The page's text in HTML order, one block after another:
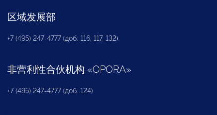
区域发展部
+7 (495) 247-4777 (доб. 116, 117, 132)
非营利性合伙机构 «OPORA»
+7 (495) 247-4777 (доб. 124)